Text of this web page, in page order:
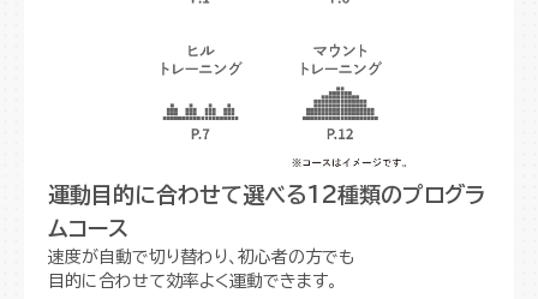
運動目的に合わせて選べる12種類のプログラ
ムコース
速度が自動で切り替わり、初心者の方でも
目的に合わせて効率よく運動できます。